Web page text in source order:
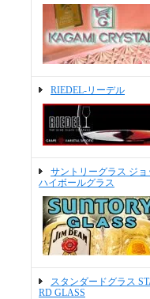
RIEDEL-リーデル
サントリーグラス ジョ
ハイボールグラス
スタンダードグラス
RD GLASS